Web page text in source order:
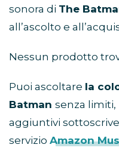
sonora di The
all’ascolto e
Nessun prodotto
Puoi ascoltare la
Batman senza
aggiuntivi
servizio Amazon